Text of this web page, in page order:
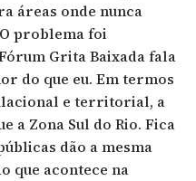
áreas onde nunca
problema foi
Grita Baixada fala
do que eu. Em termos
e territorial, a
a Zona Sul do Rio. Fica
dão a mesma
que acontece na